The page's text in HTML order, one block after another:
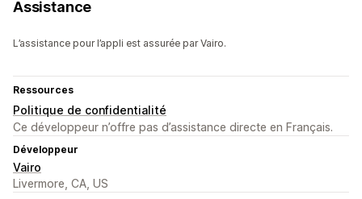
Assistance
L’assistance pour l’appli est assurée par Vairo.
Ressources
Politique de confidentialité
Ce développeur n’offre pas d’assistance directe en Français.
Développeur
Vairo
Livermore, CA, US